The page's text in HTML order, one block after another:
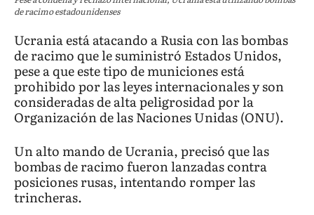
de racimo estadounidenses
Ucrania está atacando a Rusia con las bombas
de racimo que le suministró Estados Unidos,
pese a que este tipo de municiones está
prohibido por las leyes internacionales y son
consideradas de alta peligrosidad por la
Organización de las Naciones Unidas (ONU).
Un alto mando de Ucrania, precisó que las
bombas de racimo fueron lanzadas contra
posiciones rusas, intentando romper las
trincheras.